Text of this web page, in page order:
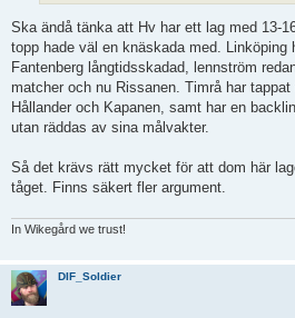
Ska ändå tänka att Hv har ett lag med 13-
topp hade väl en knäskada med. Linköping
Fantenberg långtidsskadad, lennström
matcher och nu Rissanen. Timrå har
Hållander och Kapanen, samt har en
utan räddas av sina målvakter.
Så det krävs rätt mycket för att dom här
tåget. Finns säkert fler argument.
In Wikegård we trust!
DIF_Soldier